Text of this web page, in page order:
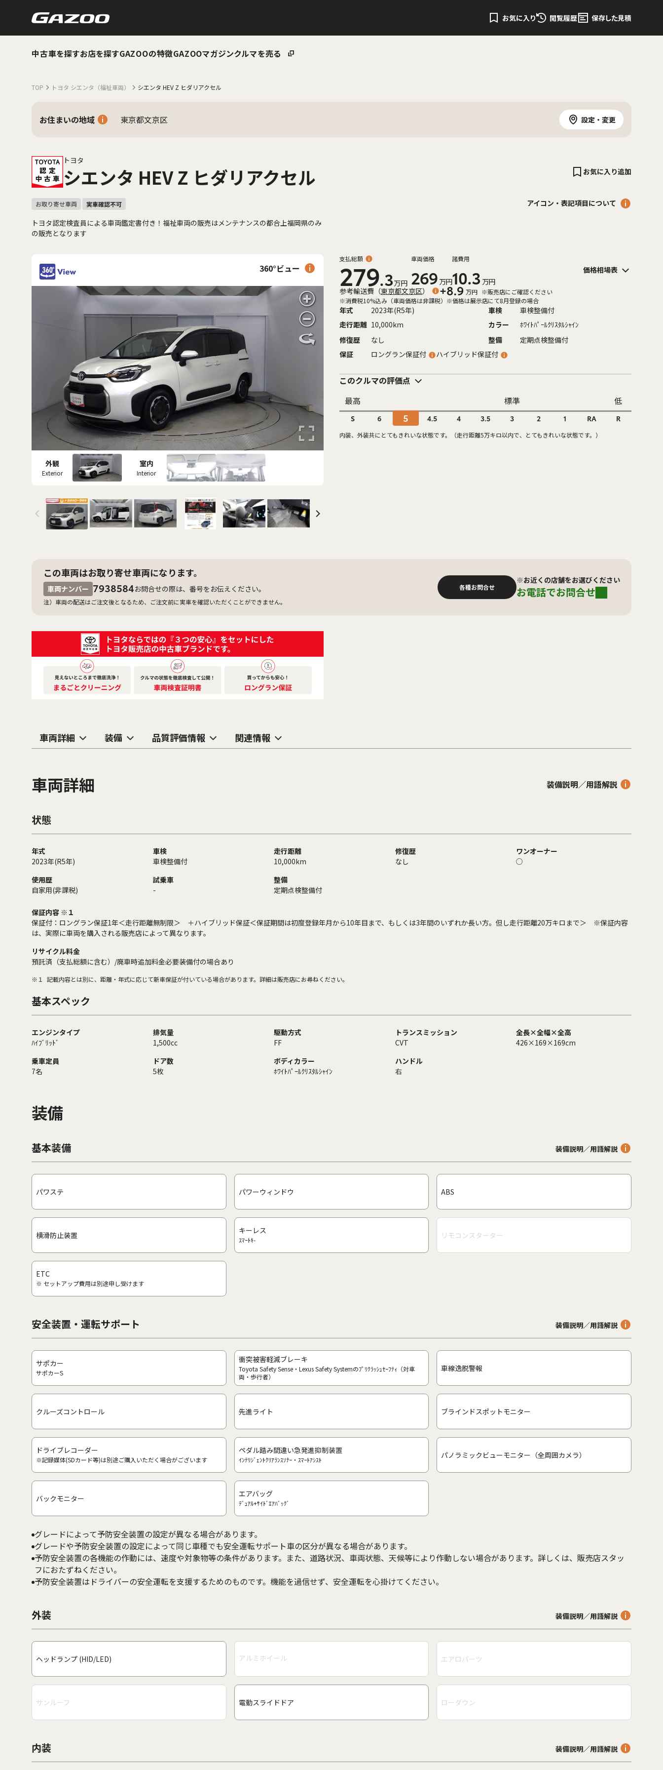
お気に入り 閲覧履歴 保存した見積
中古車を探すお店を探すGAZOOの特徴GAZOOマガジンクルマを売る
TOP トヨタ シエンタ（福祉車両） シエンタ HEV Z ヒダリアクセル
お住まいの地域 東京都文京区 設定・変更
トヨタ
シエンタ HEV Z ヒダリアクセル お気に入り追加
トヨタ認定検査員による車両鑑定書付き！福祉車両の販売はメンテナンスの都合上福岡県のみ
の販売となります
アイコン・表記項目について
360°ビュー
外観
Exterior
室内
Interior
支払総額
279.3万円
車両価格
269 万円
諸費用
10.3 万円
価格相場表
参考輸送費 （東京都文京区） +8.9 万円 ※販売店にご確認ください
※消費税10%込み（車両価格は非課税） ※価格は展示店にて8月登録の場合
年式 2023年(R5年) 車検
車検整備付
走行距離 10,000km カラー
ﾎﾜｲﾄﾊﾟｰﾙｸﾘｽﾀﾙｼｬｲﾝ
修復歴
なし 整備
定期点検整備付
保証
ロングラン保証付 ハイブリッド保証付
このクルマの評価点
最高
標準 低
S 6 5 4.5 4 3.5 3 2 1 RA R
内装、外装共にとてもきれいな状態です。（走行距離5万キロ以内で、とてもきれいな状態です。）
この車両はお取り寄せ車両になります。
車両ナンバー 7938584お問合せの際は、番号をお伝えください。
注）車両の配送はご注文後となるため、ご注文前に実車を確認いただくことができません。
各種お問合せ
※お近くの店舗をお選びください
お電話でお問合せ
車両詳細 装備 品質評価情報 関連情報
車両詳細 装備説明／用語解説
状態
年式
2023年(R5年)
車検
車検整備付
走行距離
10,000km
修復歴
なし
ワンオーナー
○
使用歴
自家用(非課税)
試乗車
-
整備
定期点検整備付
保証内容 ※１
保証付：ロングラン保証1年＜走行距離無制限＞ ＋ハイブリッド保証＜保証期間は初度登録年月から10年目まで、もしくは3年間のいずれか長い方。但し走行距離20万キロまで＞ ※保証内容
は、実際に車両を購入される販売店によって異なります。
リサイクル料金
預託済（支払総額に含む）/廃車時追加料金必要装備付の場合あり
※１ 記載内容とは別に、距離・年式に応じて新車保証が付いている場合があります。詳細は販売店にお尋ねください。
基本スペック
エンジンタイプ
ﾊｲﾌﾞﾘｯﾄﾞ
排気量
1,500cc
駆動方式
FF
トランスミッション
CVT
全長×全幅×全高
426×169×169cm
乗車定員
7名
ドア数
5枚
ボディカラー
ﾎﾜｲﾄﾊﾟｰﾙｸﾘｽﾀﾙｼｬｲﾝ
ハンドル
右
装備
基本装備 装備説明／用語解説
パワステ パワーウィンドウ ABS
横滑防止装置 キーレス
ｽﾏｰﾄｷ- リモコンスターター
ETC
※ セットアップ費用は別途申し受けます
安全装置・運転サポート 装備説明／用語解説
サポカー
サポカーS
衝突被害軽減ブレーキ
Toyota Safety Sense・Lexus Safety Systemのﾌﾟﾘｸﾗｯｼｭｾｰﾌﾃｨ（対車
両・歩行者）
車線逸脱警報
クルーズコントロール 先進ライト ブラインドスポットモニター
ドライブレコーダー
※記録媒体(SDカード等)は別途ご購入いただく場合がございます
ペダル踏み間違い急発進抑制装置
ｲﾝﾃﾘｼﾞｪﾝﾄｸﾘｱﾗﾝｽｿﾅｰ・ｽﾏｰﾄｱｼｽﾄ パノラミックビューモニター（全周囲カメラ）
バックモニター エアバッグ
ﾃﾞｭｱﾙ+ｻｲﾄﾞｴｱﾊﾞｯｸﾞ
グレードによって予防安全装置の設定が異なる場合があります。
グレードや予防安全装置の設定によって同じ車種でも安全運転サポート車の区分が異なる場合があります。
予防安全装置の各機能の作動には、速度や対象物等の条件があります。また、道路状況、車両状態、天候等により作動しない場合があります。詳しくは、販売店スタッ
フにおたずねください。
予防安全装置はドライバーの安全運転を支援するためのものです。機能を過信せず、安全運転を心掛けてください。
外装 装備説明／用語解説
ヘッドランプ (HID/LED) アルミホイール エアロパーツ
サンルーフ 電動スライドドア ローダウン
内装 装備説明／用語解説